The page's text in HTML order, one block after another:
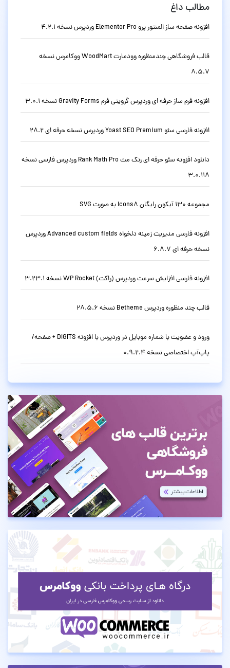
مطالب داغ
افزونه صفحه ساز المنتور پرو Elementor Pro وردپرس نسخه 4.2.1
قالب فروشگاهی چندمنظوره وودمارت WoodMart ووکامرس نسخه
8.5.7
افزونه فرم ساز حرفه ای وردپرس گرویتی فرم Gravity Forms نسخه 3.0.1
افزونه فارسی سئو Yoast SEO Premium وردپرس نسخه حرفه ای 28.2
دانلود افزونه سئو حرفه ای رنک مث Rank Math Pro وردپرس فارسی نسخه
3.0.118
مجموعه 130 آیکون رایگان Icons8 به صورت SVG
افزونه فارسی مدیریت زمینه دلخواه Advanced custom fields وردپرس
نسخه حرفه ای 6.8.7
افزونه فارسی افزایش سرعت وردپرس (راکت) WP Rocket نسخه 3.23.1
قالب چند منظوره وردپرس Betheme نسخه 28.5.6
ورود و عضویت با شماره موبایل در وردپرس با افزونه DIGITS + صفحه/
پاپ‌آپ اختصاصی نسخه 0.9.2.4